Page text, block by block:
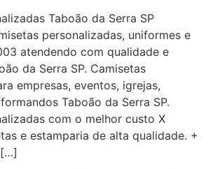
Taboão da Serra SP
personalizadas, uniformes e
atendendo com qualidade e
da Serra SP. Camisetas
empresas, eventos, igrejas,
Taboão da Serra SP.
com o melhor custo X
e estamparia de alta qualidade. +
[…]